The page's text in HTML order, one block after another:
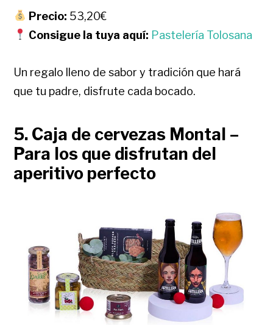
Precio: 53,20€
Consigue la tuya aquí: Pastelería Tolosana
Un regalo lleno de sabor y tradición que hará
que tu padre, disfrute cada bocado.
5. Caja de cervezas Montal –
Para los que disfrutan del
aperitivo perfecto